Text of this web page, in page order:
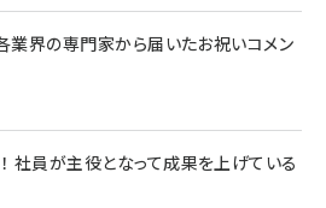
業界の専門家から届いたお祝いコメン
社員が主役となって成果を上げている